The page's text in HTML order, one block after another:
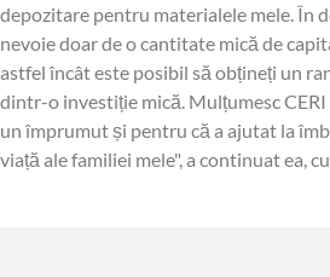
depozitare pentru materialele mele. În
nevoie doar de o cantitate mică de
astfel încât este posibil să obțineți un
dintr-o investiție mică. Mulțumesc
un împrumut și pentru că a ajutat la
viață ale familiei mele", a continuat ea,